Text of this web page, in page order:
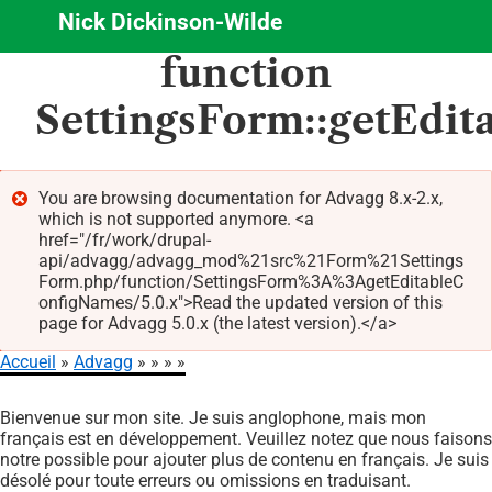
Aller
contenu
principal
Nick Dickinson-Wilde
function
Message
d'erreur
You are browsing documentation for Advagg 8.x-2.x,
which is not supported anymore. <a
href="/fr/work/drupal-
api/advagg/advagg_mod%21src%21Form%21Settings
Form.php/function/SettingsForm%3A%3AgetEditableC
onfigNames/5.0.x">Read the updated version of this
page for Advagg 5.0.x (the latest version).</a>
d'Ariane
Accueil Advagg
Bienvenue sur mon site. Je suis anglophone, mais mon
français est en développement. Veuillez notez que nous faisons
notre possible pour ajouter plus de contenu en français. Je suis
désolé pour toute erreurs ou omissions en traduisant.